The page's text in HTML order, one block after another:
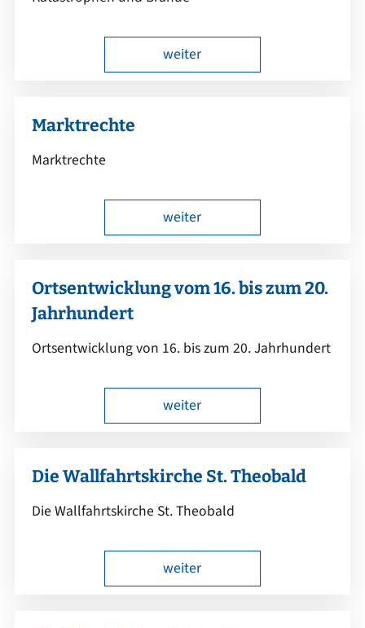
weiter
Marktrechte
Marktrechte
weiter
Ortsentwicklung vom 16. bis zum 20.
Jahrhundert
Ortsentwicklung von 16. bis zum 20. Jahrhundert
weiter
Die Wallfahrtskirche St. Theobald
Die Wallfahrtskirche St. Theobald
weiter